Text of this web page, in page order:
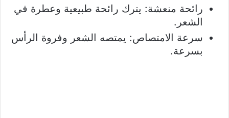
رائحة منعشة: يترك رائحة طبيعية وعطرة في
الشعر.
سرعة الامتصاص: يمتصه الشعر وفروة الرأس
بسرعة.